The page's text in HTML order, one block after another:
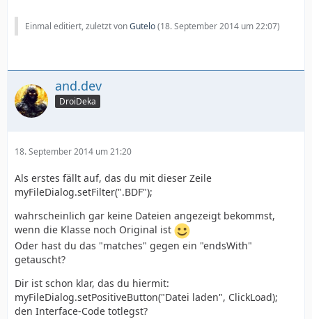
Einmal editiert, zuletzt vonGutelo(18. September 2014 um 22:07)
and.dev
DroiDeka
18. September 2014 um 21:20
Als erstes fällt auf, das du mit dieser Zeile
myFileDialog.setFilter(".BDF");
wahrscheinlich gar keine Dateien angezeigt bekommst,
wenn die Klasse noch Original ist
Oder hast du das "matches" gegen ein "endsWith"
getauscht?
Dir ist schon klar, das du hiermit:
myFileDialog.setPositiveButton("Datei laden", ClickLoad);
den Interface-Code totlegst?